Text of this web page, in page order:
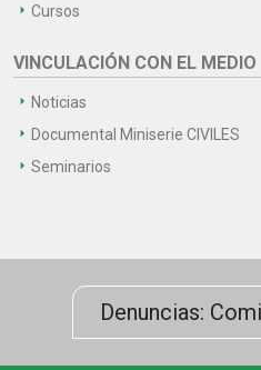
Cursos
VINCULACIÓN CON EL MEDIO
Noticias
Documental Miniserie CIVILES
Seminarios
Denuncias: